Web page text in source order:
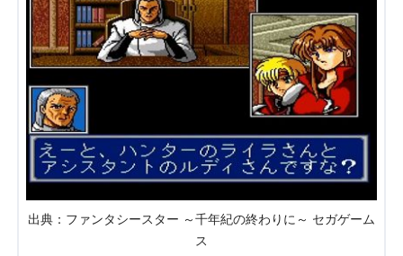
出典：ファンタシースター ～千年紀の終わりに～ セガゲーム
ス